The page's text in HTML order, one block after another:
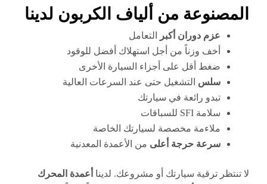
المصنوعة من ألياف الكربون لدينا
عزم دوران أكبر
التعامل
أخف وزناً من أجل استهلاك أفضل للوقود
ضغط أقل على أجزاء السيارة الأخرى
سلس التشغيل حتى عند السرعات العالية
تبدو رائعة في سيارتك
سلامة SFI للسباقات
ملاءمة مخصصة لسيارتك الخاصة
سرعة حرجة أعلى من الأعمدة المعدنية
لا تنتظر ترقية سيارتك أو مشروعك. لدينا أعمدة المحرك